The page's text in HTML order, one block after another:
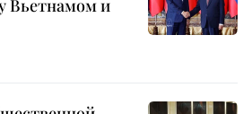
Вьетнамом и